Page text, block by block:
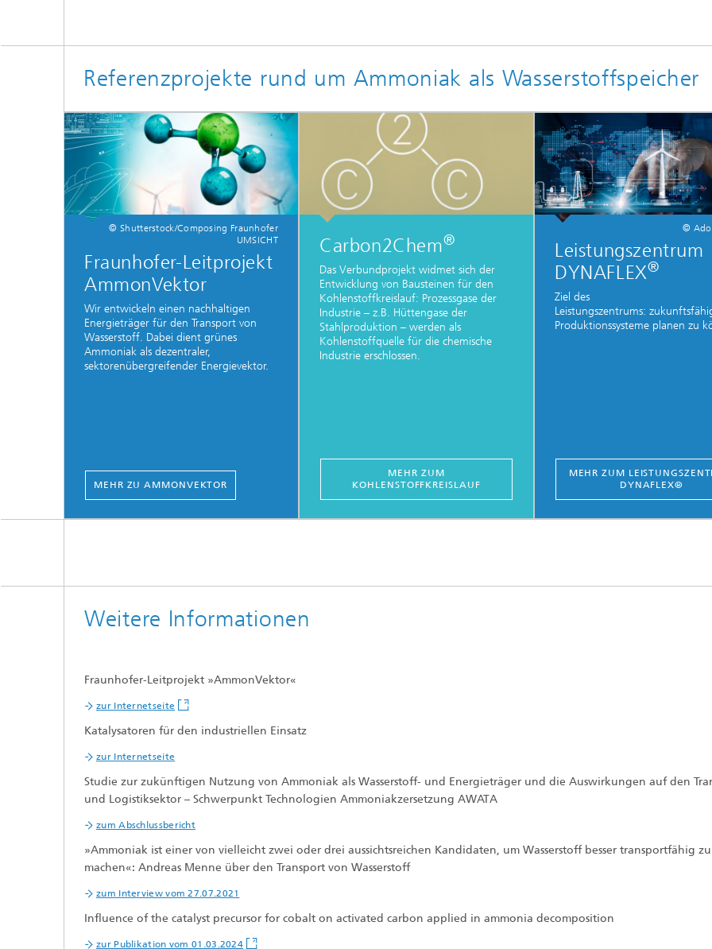
Referenzprojekte rund um Ammoniak als Wasserstoffspeicher
© Shutterstock/Composing Fraunhofer
UMSICHT
Fraunhofer-Leitprojekt
AmmonVektor
Wir entwickeln einen nachhaltigen
Energieträger für den Transport von
Wasserstoff. Dabei dient grünes
Ammoniak als dezentraler,
sektorenübergreifender Energievektor.
MEHR ZU AMMONVEKTOR
Carbon2Chem®
Das Verbundprojekt widmet sich der
Entwicklung von Bausteinen für den
Kohlenstoffkreislauf: Prozessgase der
Industrie – z.B. Hüttengase der
Stahlproduktion – werden als
Kohlenstoffquelle für die chemische
Industrie erschlossen.
MEHR ZUM
KOHLENSTOFFKREISLAUF
©
Leistungszentrum
DYNAFLEX®
Ziel des
Leistungszentrums:
Produktionssysteme planen zu
MEHR ZUM
DYNAFLEX®
Weitere Informationen
Fraunhofer-Leitprojekt »AmmonVektor«
zur Internetseite
Katalysatoren für den industriellen Einsatz
zur Internetseite
Studie zur zukünftigen Nutzung von Ammoniak als Wasserstoff- und Energieträger und die Auswirkungen auf den
und Logistiksektor – Schwerpunkt Technologien Ammoniakzersetzung AWATA
zum Abschlussbericht
»Ammoniak ist einer von vielleicht zwei oder drei aussichtsreichen Kandidaten, um Wasserstoff besser transportfähig zu
machen«: Andreas Menne über den Transport von Wasserstoff
zum Interview vom 27.07.2021
Influence of the catalyst precursor for cobalt on activated carbon applied in ammonia decomposition
zur Publikation vom 01.03.2024